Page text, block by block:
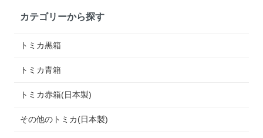
カテゴリーから探す
トミカ黒箱
トミカ青箱
トミカ赤箱(日本製)
その他のトミカ(日本製)